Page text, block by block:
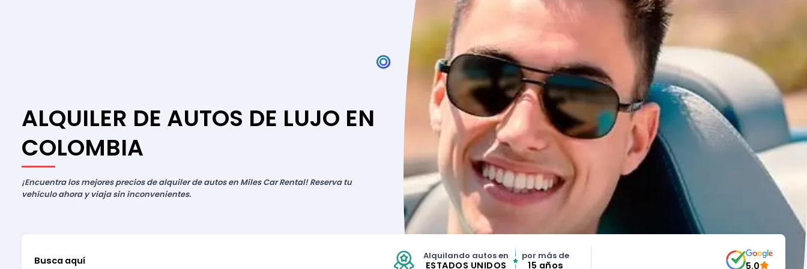
ALQUILER DE AUTOS DE LUJO EN
COLOMBIA
¡Encuentra los mejores precios de alquiler de autos en Miles Car Rental! Reserva tu
vehículo ahora y viaja sin inconvenientes.
Busca aquí Alquilando autos en
ESTADOS UNIDOS
por más de
15 años 5.0